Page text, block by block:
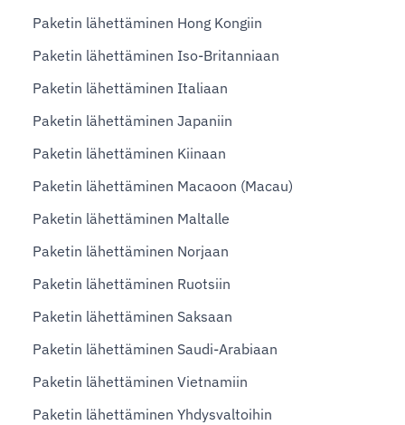
Paketin lähettäminen Hong Kongiin
Paketin lähettäminen Iso-Britanniaan
Paketin lähettäminen Italiaan
Paketin lähettäminen Japaniin
Paketin lähettäminen Kiinaan
Paketin lähettäminen Macaoon (Macau)
Paketin lähettäminen Maltalle
Paketin lähettäminen Norjaan
Paketin lähettäminen Ruotsiin
Paketin lähettäminen Saksaan
Paketin lähettäminen Saudi-Arabiaan
Paketin lähettäminen Vietnamiin
Paketin lähettäminen Yhdysvaltoihin